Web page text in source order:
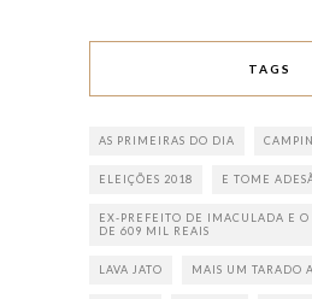
TAGS
AS PRIMEIRAS DO DIA
ELEIÇÕES 2018 E TOME
EX-PREFEITO DE IMACULADA E O
DE 609 MIL REAIS
LAVA JATO MAIS UM TARADO